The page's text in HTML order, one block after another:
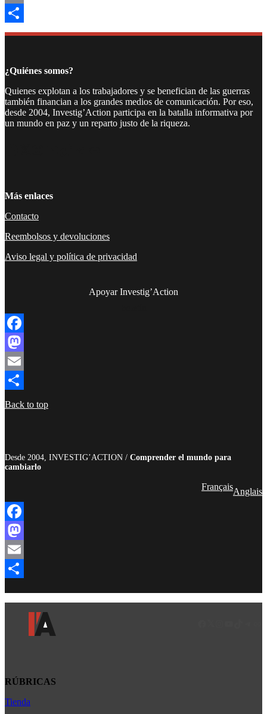
Email
Compartir
¿Quiénes somos?
Quienes explotan a los trabajadores y se benefician de las guerras
también financian a los grandes medios de comunicación. Por eso,
desde 2004, Investig’Action participa en la batalla informativa por
un mundo en paz y un reparto justo de la riqueza.
Más enlaces
Contacto
Reembolsos y devoluciones
Aviso legal y política de privacidad
Apoyar Investig’Action
Facebook
Mastodon
Email
Compartir
Back to top
Desde 2004, INVESTIG’ACTION / Comprender el mundo para
cambiarlo
FrançaisAnglais
Facebook
Mastodon
Email
RÚBRICAS
Africa
Tienda